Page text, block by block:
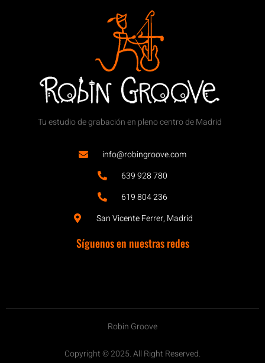
Tu estudio de grabación en pleno centro de Madrid
info@robingroove.com
639 928 780
619 804 236
San Vicente Ferrer, Madrid
Síguenos en nuestras redes
Robin Groove
Copyright © 2025. All Right Reserved.